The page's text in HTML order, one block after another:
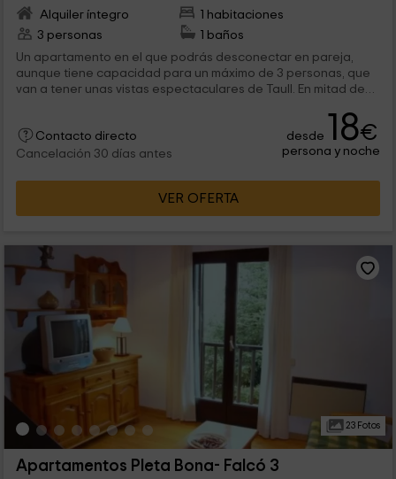
Alquiler íntegro
1 habitaciones
3 personas
1 baños
Un apartamento en el que podrás desconectar en pareja,
aunque tiene capacidad para un máximo de 3 personas, que
van a tener unas vistas espectaculares de Taull. En mitad de
Contacto directo
Cancelación 30 días antes
desde 18€
persona y noche
VER OFERTA
23 Fotos
Apartamentos Pleta Bona- Falcó 3